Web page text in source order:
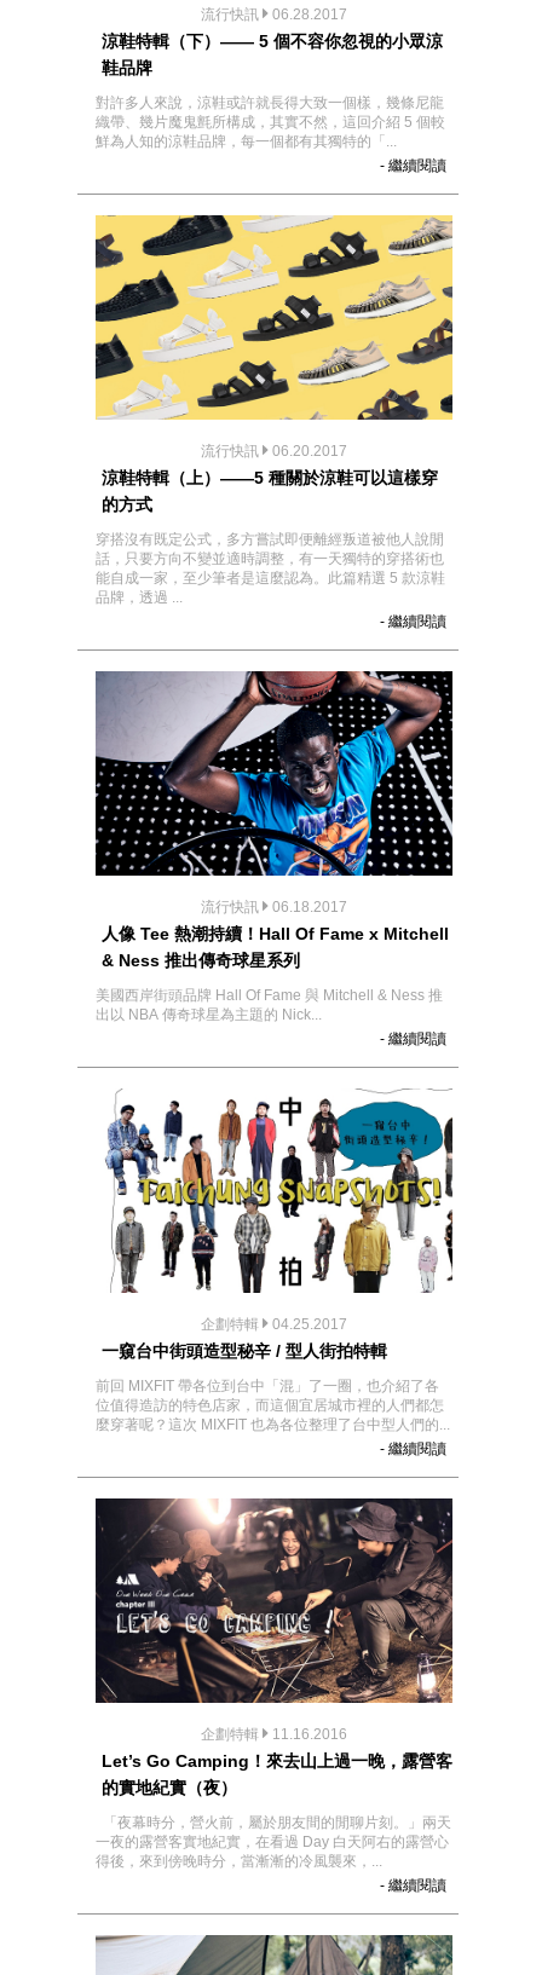
流行快訊 06.28.2017
涼鞋特輯（下）—— 5 個不容你忽視的小眾涼
鞋品牌
對許多人來說，涼鞋或許就長得大致一個樣，幾條尼龍
織帶、幾片魔鬼氈所構成，其實不然，這回介紹 5 個較
鮮為人知的涼鞋品牌，每一個都有其獨特的「...
- 繼續閱讀
流行快訊 06.20.2017
涼鞋特輯（上）——5 種關於涼鞋可以這樣穿
的方式
穿搭沒有既定公式，多方嘗試即便離經叛道被他人說閒
話，只要方向不變並適時調整，有一天獨特的穿搭術也
能自成一家，至少筆者是這麼認為。此篇精選 5 款涼鞋
品牌，透過 ...
- 繼續閱讀
流行快訊 06.18.2017
人像 Tee 熱潮持續！Hall Of Fame x Mitchell
& Ness 推出傳奇球星系列
美國西岸街頭品牌 Hall Of Fame 與 Mitchell & Ness 推
出以 NBA 傳奇球星為主題的 Nick...
- 繼續閱讀
企劃特輯 04.25.2017
一窺台中街頭造型秘辛 / 型人街拍特輯
前回 MIXFIT 帶各位到台中「混」了一圈，也介紹了各
位值得造訪的特色店家，而這個宜居城市裡的人們都怎
麼穿著呢？這次 MIXFIT 也為各位整理了台中型人們的...
- 繼續閱讀
企劃特輯 11.16.2016
Let’s Go Camping！來去山上過一晚，露營客
的實地紀實（夜）
「夜幕時分，營火前，屬於朋友間的閒聊片刻。」兩天
一夜的露營客實地紀實，在看過 Day 白天阿右的露營心
得後，來到傍晚時分，當漸漸的冷風襲來，...
- 繼續閱讀